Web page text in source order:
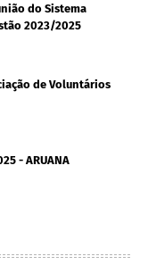
do Sistema
2023/2025
de Voluntários
- ARUANA